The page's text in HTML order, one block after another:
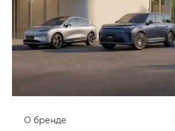
О бренде